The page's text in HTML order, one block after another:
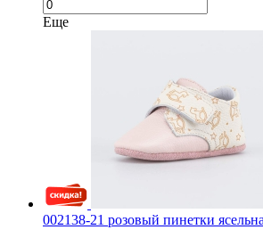
Еще
002138-21 розовый пинетки